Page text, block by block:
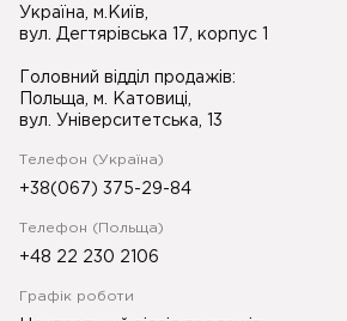
Україна, м.Київ,
вул. Дегтярівська 17, корпус 1
Головний відділ продажів:
Польща, м. Катовиці,
вул. Університетська, 13
Телефон (Україна)
+38(067) 375-29-84
Телефон (Польща)
+48 22 230 2106
Графік роботи